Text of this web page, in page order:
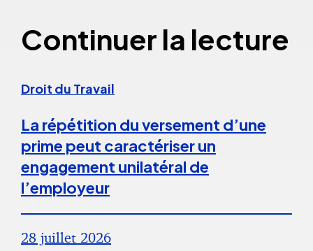
Continuer la lecture
Droit du Travail
La répétition du versement d’une
prime peut caractériser un
engagement unilatéral de
l’employeur
28 juillet 2026